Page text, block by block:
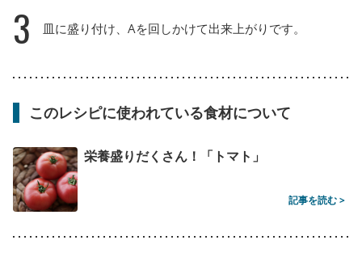
3 皿に盛り付け、Aを回しかけて出来上がりです。
このレシピに使われている食材について
栄養盛りだくさん！「トマト」
記事を読む >